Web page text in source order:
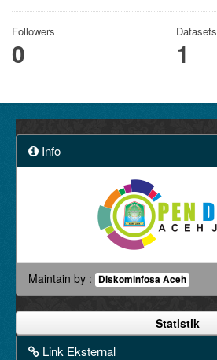
Followers
0
Datasets
1
Info
Maintain by : Diskominfosa Aceh
Statistik
Link Eksternal